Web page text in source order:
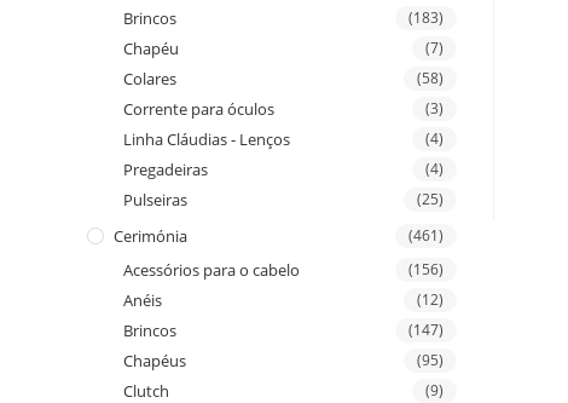
Brincos (183)
Chapéu (7)
Colares (58)
Corrente para óculos (3)
Linha Cláudias - Lenços (4)
Pregadeiras (4)
Pulseiras (25)
Cerimónia (461)
Acessórios para o cabelo (156)
Anéis (12)
Brincos (147)
Chapéus (95)
Clutch (9)